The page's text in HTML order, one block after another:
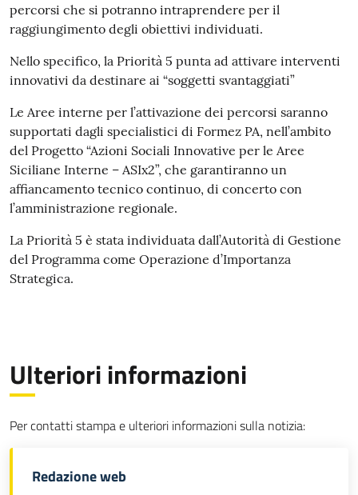
percorsi che si potranno intraprendere per il
raggiungimento degli obiettivi individuati.
Nello specifico, la Priorità 5 punta ad attivare interventi
innovativi da destinare ai “soggetti svantaggiati”
Le Aree interne per l’attivazione dei percorsi saranno
supportati dagli specialistici di Formez PA, nell’ambito
del Progetto “Azioni Sociali Innovative per le Aree
Siciliane Interne – ASIx2”, che garantiranno un
affiancamento tecnico continuo, di concerto con
l’amministrazione regionale.
La Priorità 5 è stata individuata dall’Autorità di Gestione
del Programma come Operazione d’Importanza
Strategica.
Ulteriori informazioni
Per contatti stampa e ulteriori informazioni sulla notizia:
Redazione web